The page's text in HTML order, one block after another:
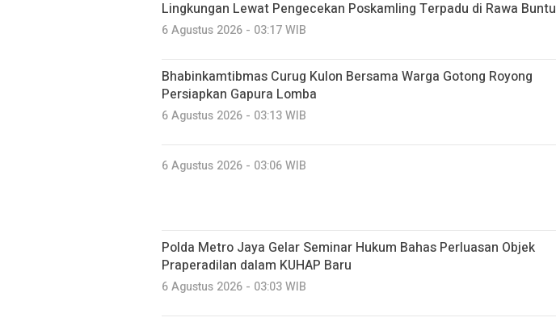
Lingkungan Lewat Pengecekan Poskamling Terpadu di Rawa Buntu
6 Agustus 2026 - 03:17 WIB
Bhabinkamtibmas Curug Kulon Bersama Warga Gotong Royong
Persiapkan Gapura Lomba
6 Agustus 2026 - 03:13 WIB
6 Agustus 2026 - 03:06 WIB
Polda Metro Jaya Gelar Seminar Hukum Bahas Perluasan Objek
Praperadilan dalam KUHAP Baru
6 Agustus 2026 - 03:03 WIB